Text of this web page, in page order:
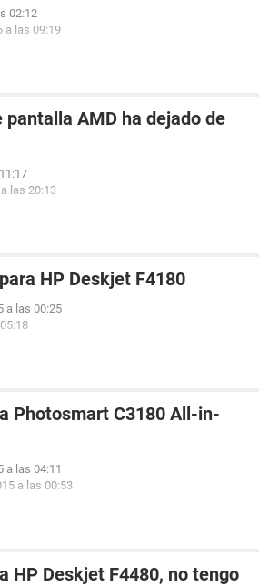
02:12
a las 09:19
pantalla AMD ha dejado de
las 20:13
HP Deskjet F4180
a las 00:25
Photosmart C3180 All-in-
a las 04:11
a las 00:53
HP Deskjet F4480, no tengo